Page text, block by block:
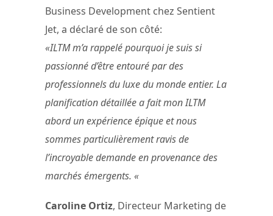
Business Development chez Sentient
Jet, a déclaré de son côté:
«ILTM m’a rappelé pourquoi je suis si
passionné d’être entouré par des
professionnels du luxe du monde entier. La
planification détaillée a fait mon ILTM
abord un expérience épique et nous
sommes particulièrement ravis de
l’incroyable demande en provenance des
marchés émergents. «
Caroline Ortiz, Directeur Marketing de